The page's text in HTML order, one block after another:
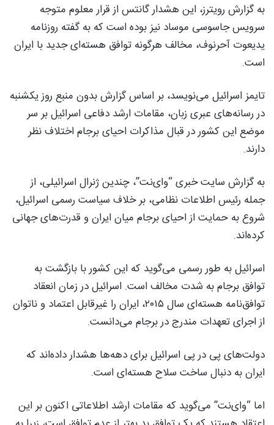
به گزارش رویترز، این هشدار گانتس از قرار معلوم متوجه
سرویس جاسوسی موساد نیز بوده است که به گفته روزنامه
یدیعوت آحرنوف، مخالف هرگونه توافق هسته‌ای جدید با ایران
است.
تایمز اسرائیل می‌نویسد، بر اساس گزارش بدون منبع روز یکشنبه
در رسانه‌های عبری زبان، مقامات ارشد دفاعی اسرائیل بر سر
موضع این کشور در قبال مذاکرات احیای برجام اختلاف نظر
دارند.
به گزارش سایت خبری “وای‌نت”، چندین ژنرال اسرائیلی، از
جمله رئیس اطلاعات نظامی، بر خلاف سیاست رسمی اسرائیل،
شروع به حمایت از احیای برجام میان ایران و قدرت‌های جهانی
کرده‌اند.
اسرائیل به طور رسمی می‌گوید که این کشور با بازگشت به
توافق برجام به شدت مخالف است. اسرائیل در زمان انعقاد
توافق‌نامه هسته‌ای سال ۲۰۱۵، ایران را غیرقابل اعتماد و ناتوان
از اجرای تعهدات مندرج در برجام می‌دانست.
دولت‌های پی در پی اسرائیل برای دهه‌ها هشدار داده‌اند که
ایران به دنبال ساخت سلاح هسته‌ای است.
اما “وای‌نت” می‌گوید که مقامات ارشد اطلاعاتی اکنون بر این